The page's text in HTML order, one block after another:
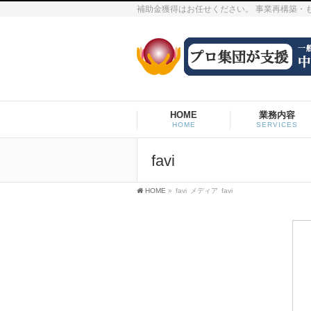
補助金獲得はお任せください。 事業再構築
HOME
HOME
業務内容
SERVICES
favi
HOME » favi メディア favi